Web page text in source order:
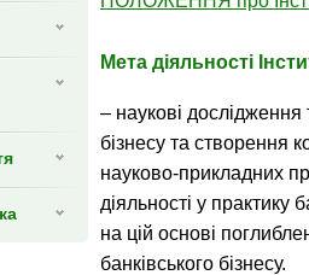
Мета діяльності
– наукові
бізнесу та створення
науково-прикладних
діяльності у практику
на цій основі
банківського бізнесу.